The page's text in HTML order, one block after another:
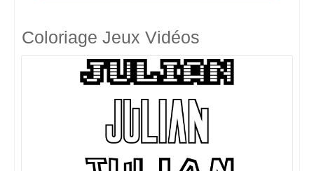
Coloriage Jeux Vidéos